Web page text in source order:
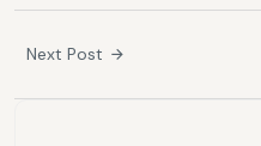
Next Post